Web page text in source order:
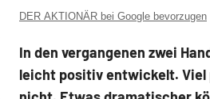
DER AKTIONÄR bei Google bevorzugen
In den vergangenen zwei
leicht positiv entwickelt.